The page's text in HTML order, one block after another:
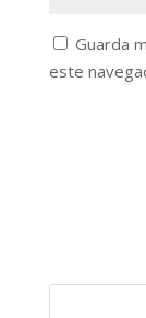
Guarda
este